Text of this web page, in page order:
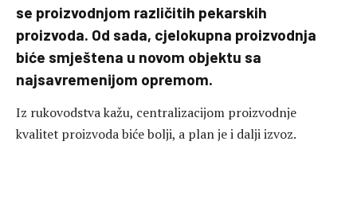
se proizvodnjom različitih pekarskih
proizvoda. Od sada, cjelokupna proizvodnja
biće smještena u novom objektu sa
najsavremenijom opremom.
Iz rukovodstva kažu, centralizacijom proizvodnje
kvalitet proizvoda biće bolji, a plan je i dalji izvoz.